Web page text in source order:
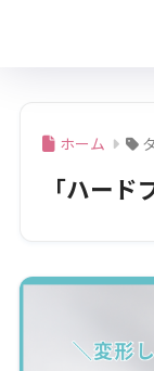
ホーム
「ハー